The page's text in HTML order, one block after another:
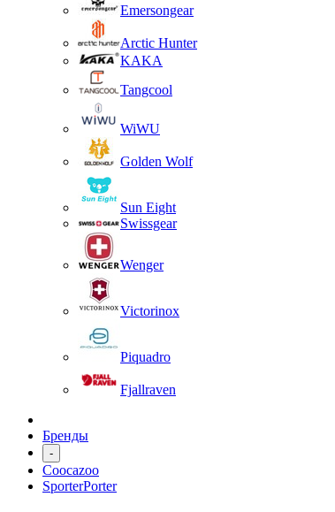
Emersongear
Arctic Hunter
KAKA
Tangcool
WiWU
Golden Wolf
Sun Eight
Swissgear
Wenger
Victorinox
Piquadro
Fjallraven
Бренды
-
Coocazoo
SporterPorter